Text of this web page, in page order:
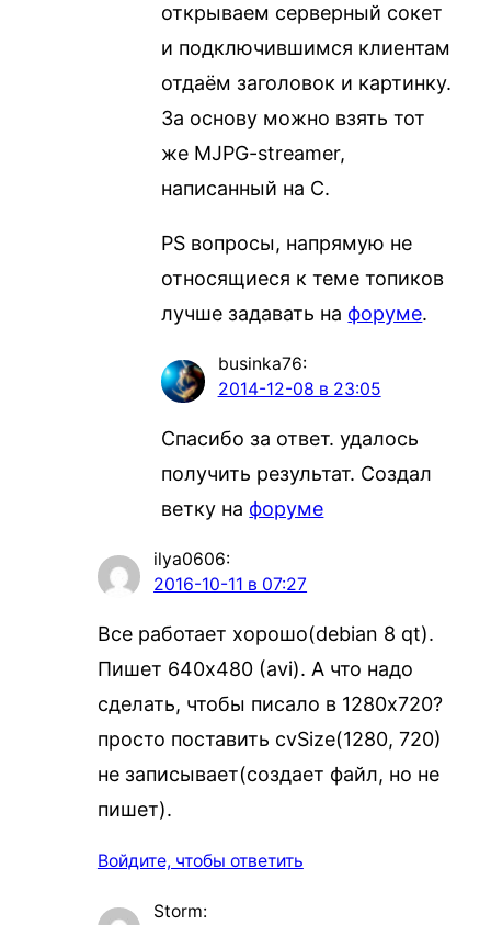
открываем серверный сокет
и подключившимся клиентам
отдаём заголовок и картинку.
За основу можно взять тот
же MJPG-streamer,
написанный на C.
PS вопросы, напрямую не
относящиеся к теме топиков
лучше задавать на форуме.
businka76:
2014-12-08 в 23:05
Спасибо за ответ. удалось
получить результат. Создал
ветку на форуме
ilya0606:
2016-10-11 в 07:27
Все работает хорошо(debian 8 qt).
Пишет 640х480 (avi). А что надо
сделать, чтобы писало в 1280х720?
просто поставить cvSize(1280, 720)
не записывает(создает файл, но не
пишет).
Войдите, чтобы ответить
Storm: